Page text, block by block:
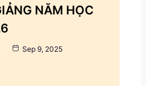
NĂM HỌC
Sep 9, 2025